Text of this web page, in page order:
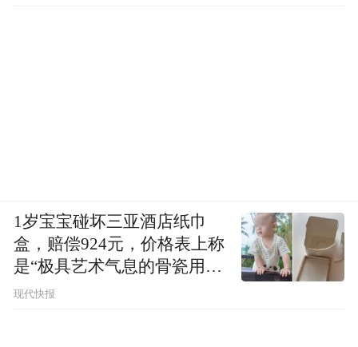
1岁宝宝碰坏三亚酒店纸巾
盒，赔偿924元，价格表上称
是“极具艺术气息的骨瓷用
品”
现代快报